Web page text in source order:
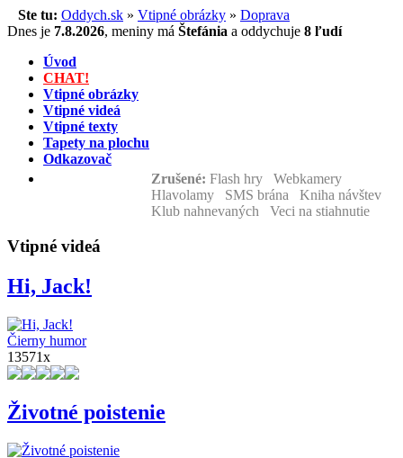
Ste tu: Oddych.sk » Vtipné obrázky » Doprava
Dnes je 7.8.2026, meniny má Štefánia a oddychuje 8 ľudí
Úvod
CHAT!
Vtipné obrázky
Vtipné videá
Vtipné texty
Tapety na plochu
Odkazovač
Zrušené: Flash hry Webkamery
Hlavolamy SMS brána Kniha návštev
Klub nahnevaných Veci na stiahnutie
Vtipné videá
Hi, Jack!
Čierny humor
13571x
Životné poistenie